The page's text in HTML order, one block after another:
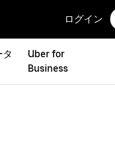
ログイン
タ
Uber for
Business